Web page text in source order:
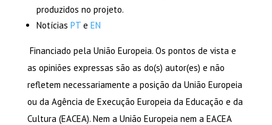
produzidos no projeto.
Notícias PTe EN
Financiado pela União Europeia. Os pontos de vista e
as opiniões expressas são as do(s) autor(es) e não
refletem necessariamente a posição da União Europeia
ou da Agência de Execução Europeia da Educação e da
Cultura (EACEA). Nem a União Europeia nem a EACEA